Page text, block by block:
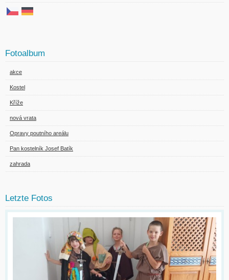
Fotoalbum
akce
Kostel
Kříže
nová vrata
Opravy poutního areálu
Pan kostelník Josef Batík
zahrada
Letzte Fotos